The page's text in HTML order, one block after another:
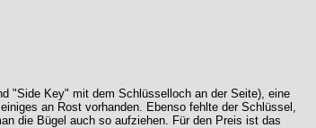
"Side Key" mit dem Schlüsselloch an der Seite), eine
an Rost vorhanden. Ebenso fehlte der Schlüssel,
die Bügel auch so aufziehen. Für den Preis ist das